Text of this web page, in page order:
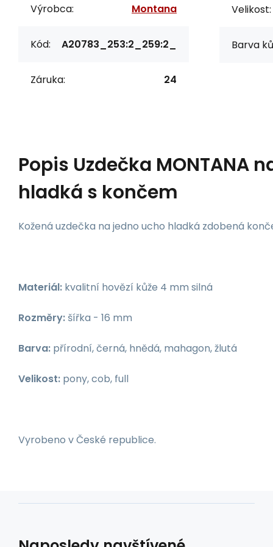
Výrobca: Montana
Kód: A20783_253:2_259:2_
Záruka: 24
Velikost:
Barva
Popis Uzdečka MONTANA
hladká s končem
Kožená uzdečka na jedno ucho hladká zdobená
Materiál: kvalitní hovězí kůže 4 mm silná
Rozměry: šířka - 16 mm
Barva: přírodní, černá, hnědá, mahagon, žlutá
Velikost: pony, cob, full
Vyrobeno v České republice.